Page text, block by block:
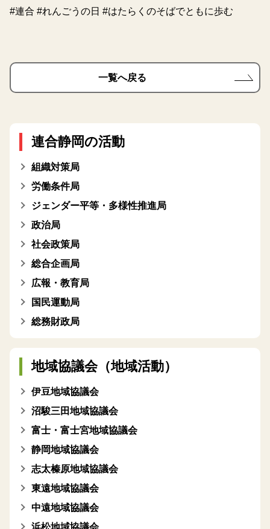
#連合 #れんごうの日 #はたらくのそばでともに歩む
一覧へ戻る
連合静岡の活動
組織対策局
労働条件局
ジェンダー平等・多様性推進局
政治局
社会政策局
総合企画局
広報・教育局
国民運動局
総務財政局
地域協議会（地域活動）
伊豆地域協議会
沼駿三田地域協議会
富士・富士宮地域協議会
静岡地域協議会
志太榛原地域協議会
東遠地域協議会
中遠地域協議会
浜松地域協議会